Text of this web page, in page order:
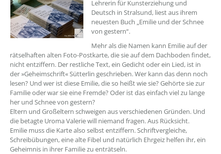
Lehrerin für Kunsterziehung und
Deutsch in Stralsund, liest aus ihrem
neuesten Buch „Emilie und der Schnee
von gestern“.
Mehr als die Namen kann Emilie auf der
rätselhaften alten Foto-Postkarte, die sie auf dem Dachboden findet,
nicht entziffern. Der restliche Text, ein Gedicht oder ein Lied, ist in
der »Geheimschrift« Sütterlin geschrieben. Wer kann das denn noch
lesen? Und wer ist diese Emilie, die so heißt wie sie? Gehörte sie zur
Familie oder war sie eine Fremde? Oder ist das einfach viel zu lange
her und Schnee von gestern?
Eltern und Großeltern schweigen aus verschiedenen Gründen. Und
die betagte Uroma Valerie will niemand fragen. Aus Rücksicht.
Emilie muss die Karte also selbst entziffern. Schriftvergleiche,
Schreibübungen, eine alte Fibel und natürlich Ehrgeiz helfen ihr, ein
Geheimnis in ihrer Familie zu enträtseln.